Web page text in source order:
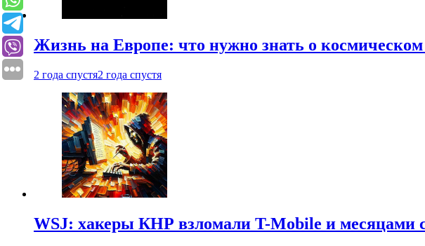
Жизнь на Европе: что нужно знать о
2 года спустя2 года спустя
WSJ: хакеры КНР взломали T-Mobile и месяцами